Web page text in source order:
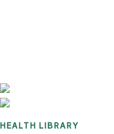
HEALTH LIBRARY